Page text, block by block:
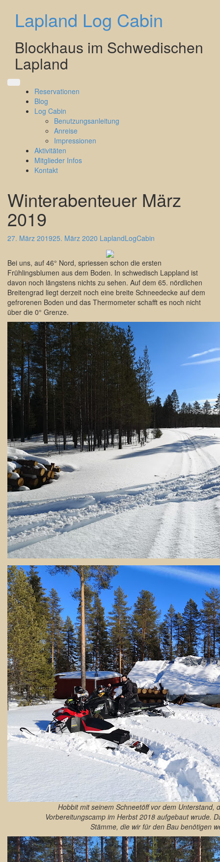
Lapland Log Cabin
Blockhaus im Schwedischen
Lapland
Reservationen
Blog
Log Cabin
Benutzungsanleitung
Anreise
Impressionen
Aktivitäten
Mitglieder Infos
Kontakt
Winterabenteuer März
2019
27. März 201925. März 2020 LaplandLogCabin
Bei uns, auf 46° Nord, spriessen schon die ersten
Frühlingsblumen aus dem Boden. In schwedisch Lappland ist
davon noch längstens nichts zu sehen. Auf dem 65. nördlichen
Breitengrad liegt derzeit noch eine breite Schneedecke auf dem
gefrorenen Boden und das Thermometer schafft es noch nicht
über die 0° Grenze.
Hobbit mit seinem Schneetöff vor dem Unterstand,
Vorbereitungscamp im Herbst 2018 aufgebaut wrude.
Stämme, die wir für den Bau benötigen